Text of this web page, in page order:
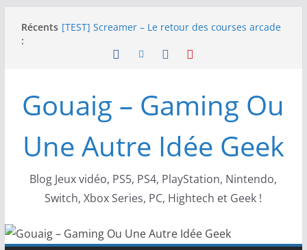
Récents
:
NEOGEO AES+ : La légende de l’arcade est de
[TEST] Screamer – Le retour des courses arcade
[TEST] Ride 6 – Une sortie de piste sur PS5 !
SNK NEOGEO AES+ : un succès dingue !
Gouaig – Gaming Ou
Une Autre Idée Geek
Blog Jeux vidéo, PS5, PS4, PlayStation, Nintendo,
Switch, Xbox Series, PC, Hightech et Geek !